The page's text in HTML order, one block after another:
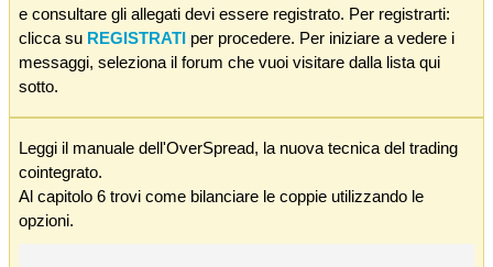
e consultare gli allegati devi essere registrato. Per registrarti:
clicca su REGISTRATI per procedere. Per iniziare a vedere i
messaggi, seleziona il forum che vuoi visitare dalla lista qui
sotto.
Leggi il manuale dell'OverSpread, la nuova tecnica del trading
cointegrato.
Al capitolo 6 trovi come bilanciare le coppie utilizzando le
opzioni.